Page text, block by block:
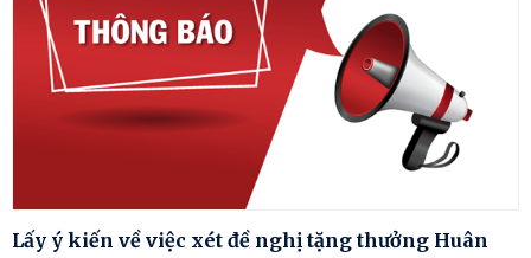
Lấy ý kiến về việc xét đề nghị tặng thưởng Huân